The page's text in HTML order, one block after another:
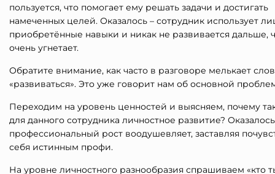
пользуется, что помогает ему решать задачи и достигать
намеченных целей. Оказалось – сотрудник использует
приобретённые навыки и никак не развивается дальше,
очень угнетает.
Обратите внимание, как часто в разговоре мелькает
«развиваться». Это уже говорит нам об основной
Переходим на уровень ценностей и выясняем, почему
для данного сотрудника личностное развитие?
профессиональный рост воодушевляет, заставляя
себя истинным профи.
На уровне личностного разнообразия спрашиваем «кто